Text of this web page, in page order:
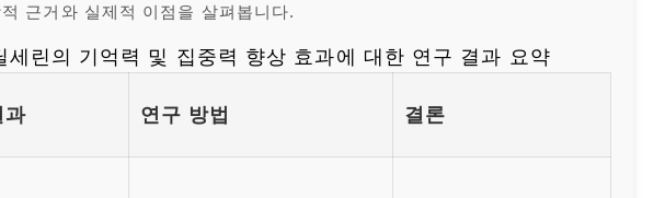
근거와 실제적 이점을 살펴봅니다.
세린의 기억력 및 집중력 향상 효과에 대한 연구 결과 요약
과 연구 방법 결론